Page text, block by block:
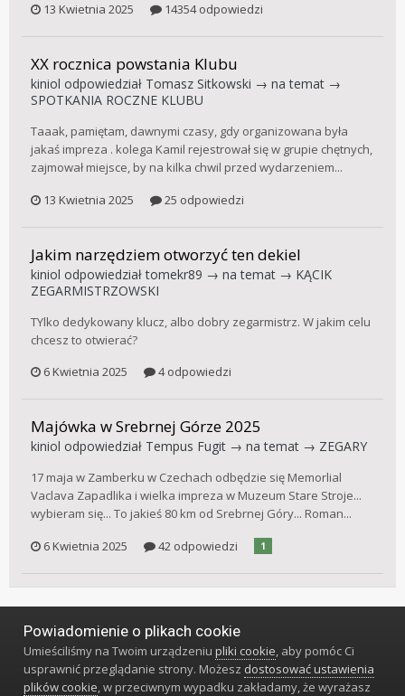
13 Kwietnia 2025
14354 odpowiedzi
XX rocznica powstania Klubu
kiniol odpowiedział Tomasz Sitkowski → na temat →
SPOTKANIA ROCZNE KLUBU
Taaak, pamiętam, dawnymi czasy, gdy organizowana była
jakaś impreza . kolega Kamil rejestrował się w grupie chętnych,
zajmował miejsce, by na kilka chwil przed wydarzeniem...
13 Kwietnia 2025
25 odpowiedzi
Jakim narzędziem otworzyć ten dekiel
kiniol odpowiedziałtomekr89 → na temat → KĄCIK
ZEGARMISTRZOWSKI
TYlko dedykowany klucz, albo dobry zegarmistrz. W jakim celu
chcesz to otwierać?
6 Kwietnia 2025
4 odpowiedzi
Majówka w Srebrnej Górze 2025
kiniol odpowiedział Tempus Fugit → na temat → ZEGARY
17 maja w Zamberku w Czechach odbędzie się Memorlial
Vaclava Zapadlika i wielka impreza w Muzeum Stare Stroje...
wybieram się... To jakieś 80 km od Srebrnej Góry... Roman...
6 Kwietnia 2025
42 odpowiedzi 1
Język Styl Polityka prywatności
Klub Miłośników Zegarów i Zegarków
Powered by Invision Community
Powiadomienie o plikach cookie
Umieściliśmy na Twoim urządzeniupliki cookie, aby pomóc Ci
usprawnić przeglądanie strony. Możesz dostosować ustawienia
plików cookie, w przeciwnym wypadku zakładamy, że wyrażasz